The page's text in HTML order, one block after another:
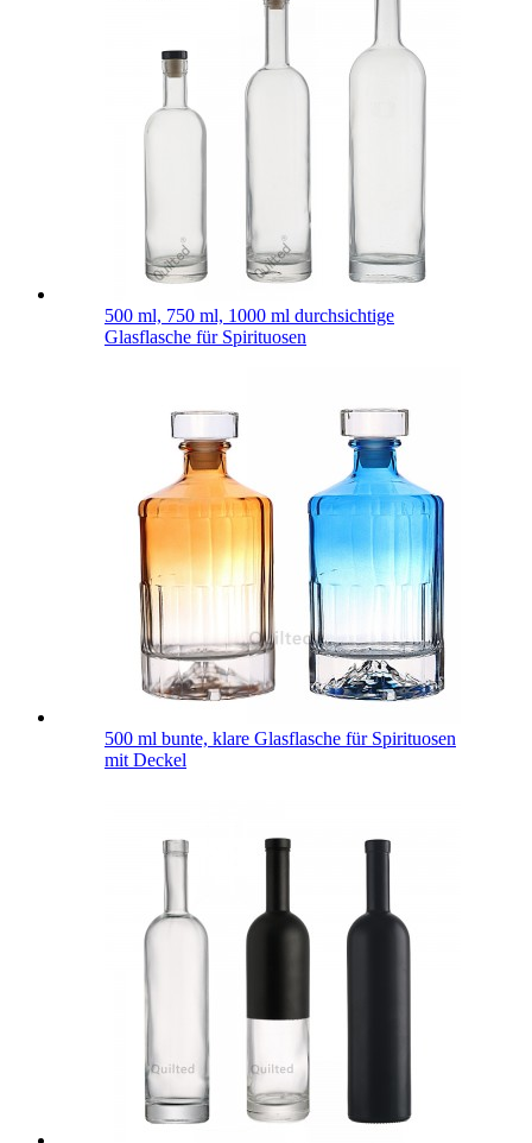
500 ml, 750 ml, 1000 ml durchsichtige
Glasflasche für Spirituosen
500 ml bunte, klare Glasflasche für Spirituosen
mit Deckel